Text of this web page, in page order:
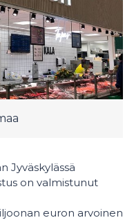
Jyväskylässä
on valmistunut
euron arvoinen